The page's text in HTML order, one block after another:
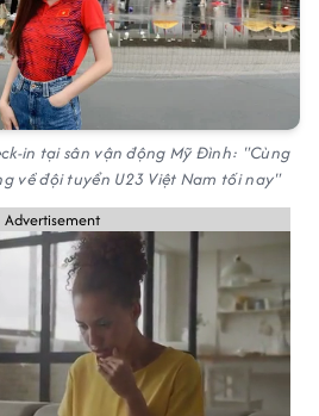
in tại sân vận động Mỹ Đình: "Cùng
về đội tuyển U23 Việt Nam tối nay"
Advertisement